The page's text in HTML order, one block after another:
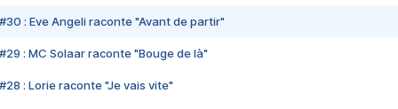
#30 : Eve Angeli raconte "Avant de partir"
#29 : MC Solaar raconte "Bouge de là"
#28 : Lorie raconte "Je vais vite"